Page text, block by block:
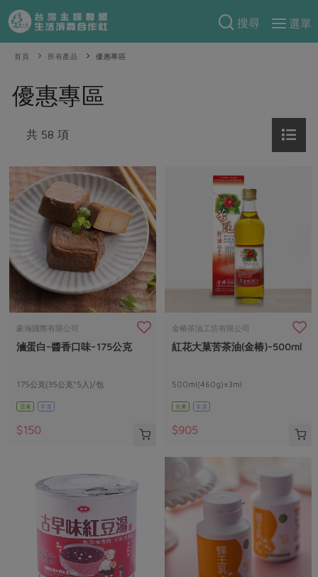
搜尋
選單
產品分類
當季蔬果
一籃菜
芽苗類
奶蛋豆・五穀
肉品・水產
水畜加工品
調理食材・點心
調味醬料/南北貨 烘焙
美妝保養 個人清潔
家庭清潔
食譜料理
肉食
海鮮
蔬食
蛋料理
料理方式
醬料
湯品．鍋物
涼拌沙拉
主題食譜
把最好的台灣味帶回家！
防災用品預購圓滿結束
2026年端午節預購圓滿結束
更多預購活動
當季產品
傳到心坎裡，誠心又澎派
合作25-精選產品第四彈
更多當季產品
主婦聯盟X樂齡網特約優惠案
30%rPET紅烏龍茶
2024農業發展計畫年度報告
更多議題活動
觀點文章
主婦食堂 一籃菜真心話
社內大小事
產品故事
樂齡生活
廚房瑜伽
減硝酸鹽
公益金 食農教育
更多議題
生活者e週報
關於合作社
認識合作社
關於我們
合作社組織
員工與求才
自主把關
檢驗報告
硝酸鹽檢驗
社員權益
合作社法規
社務專區
選舉專區
重要公告
首頁 所有產品 優惠專區
優惠專區
共 58 項
豪瀚國際有限公司
滷蛋白-醬香口味-175公克
175公克(35公克*5入)/包
蛋素 常溫
$150
金椿茶油工坊有限公司
紅花大菓苦茶油(金椿)-500ml
500ml(460g)±3ml
全素 常溫
$905